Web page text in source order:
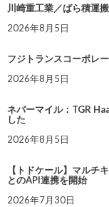
川崎重工業／ばら積運
2026年8月5日
フジトランスコーポレ
2026年8月5日
ネバーマイル：TGR
した
2026年8月5日
【トドケール】マルチ
とのAPI連携を開始
2026年7月30日